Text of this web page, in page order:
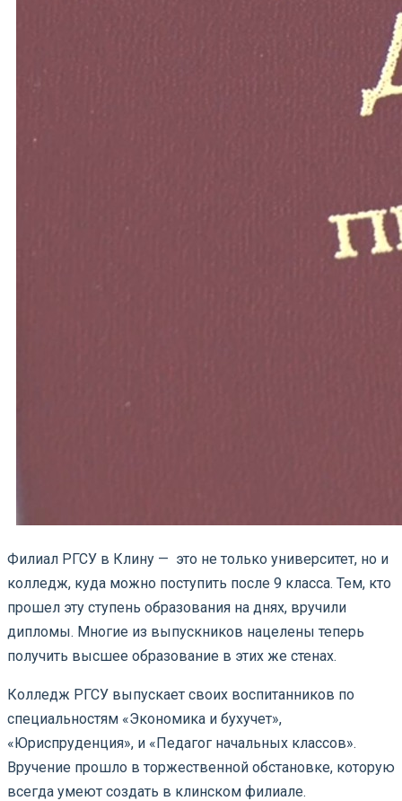
Филиал РГСУ в Клину — это не только университет, но и
колледж, куда можно поступить после 9 класса. Тем, кто
прошел эту ступень образования на днях, вручили
дипломы. Многие из выпускников нацелены теперь
получить высшее образование в этих же стенах.
Колледж РГСУ выпускает своих воспитанников по
специальностям «Экономика и бухучет»,
«Юриспруденция», и «Педагог начальных классов».
Вручение прошло в торжественной обстановке, которую
всегда умеют создать в клинском филиале.